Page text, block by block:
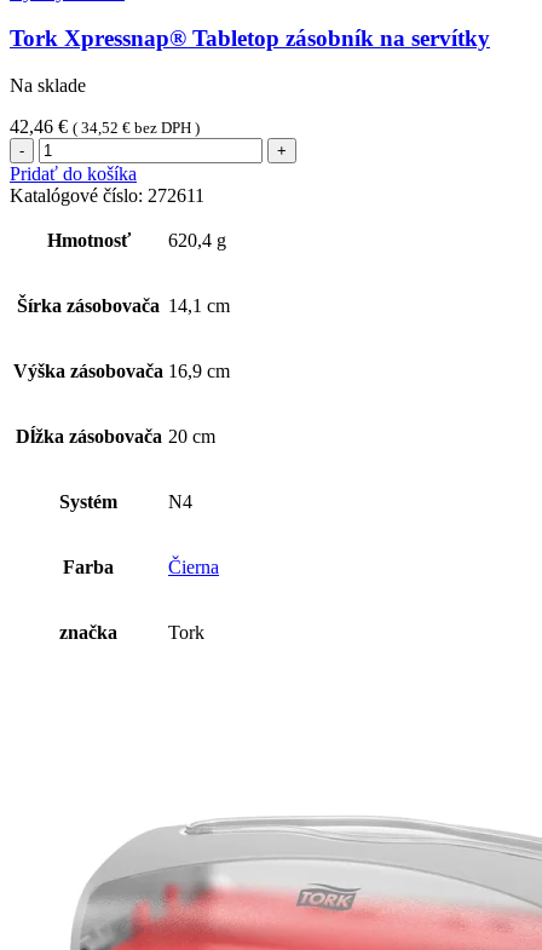
Tork Xpressnap® Tabletop zásobník na servítky
Na sklade
42,46 € ( 34,52 € bez DPH )
množstvo
Tork
Xpressnap®
Tabletop
zásobník
Pridať do košíka
Katalógové číslo: 272611
Hmotnosť 620,4 g
Šírka zásobovača 14,1 cm
Výška zásobovača 16,9 cm
Dĺžka zásobovača 20 cm
Systém N4
Farba Čierna
značka Tork